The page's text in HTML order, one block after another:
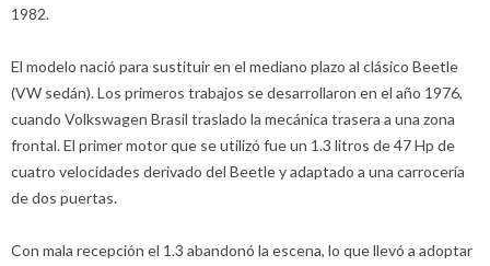
1982.
El modelo nació para sustituir en el mediano plazo al clásico Beetle
(VW sedán). Los primeros trabajos se desarrollaron en el año 1976,
cuando Volkswagen Brasil traslado la mecánica trasera a una zona
frontal. El primer motor que se utilizó fue un 1.3 litros de 47 Hp de
cuatro velocidades derivado del Beetle y adaptado a una carrocería
de dos puertas.
Con mala recepción el 1.3 abandonó la escena, lo que llevó a adoptar